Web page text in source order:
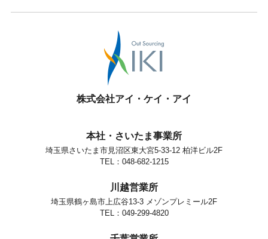
株式会社アイ・ケイ・アイ
本社・さいたま事業所
埼玉県さいたま市見沼区東大宮5-33-12 柏洋ビル2F
TEL：048-682-1215
川越営業所
埼玉県鶴ヶ島市上広谷13-3 メゾンプレミール2F
TEL：049-299-4820